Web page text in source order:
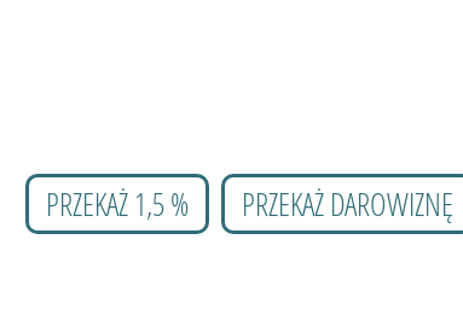
PRZEKAŻ 1,5 % PRZEKAŻ DAROWIZNĘ